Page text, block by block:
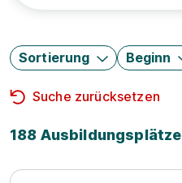
Sortierung Beginn
Suche zurücksetzen
188 Ausbildungsplätze